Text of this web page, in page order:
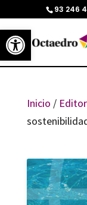
Abrir barra de
93 246
Inicio /